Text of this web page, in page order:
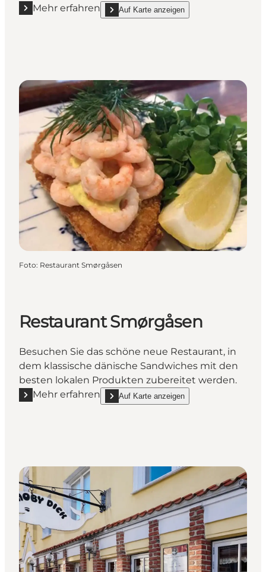
Mehr erfahren
Mehr erfahren "Restaurant Sæson"
Auf Karte anzeigen
show Restaurant Sæson on_map
Foto: Restaurant Smørgåsen
Restaurant Smørgåsen
Besuchen Sie das schöne neue Restaurant, in
dem klassische dänische Sandwiches mit den
besten lokalen Produkten zubereitet werden.
Mehr erfahren
Mehr erfahren "Restaurant Smørgåsen"
Auf Karte anzeigen
show Restaurant Smørgåsen on_map